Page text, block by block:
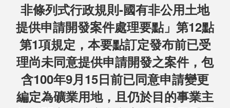
非條列式行政規則-國有非公用土地
提供申請開發案件處理要點」第12點
第1項規定，本要點訂定發布前已受
理尚未同意提供申請開發之案件，包
含100年9月15日前已同意申請變更
編定為礦業用地，且仍於目的事業主